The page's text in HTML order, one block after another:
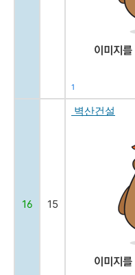
1
16 15
벽산건설